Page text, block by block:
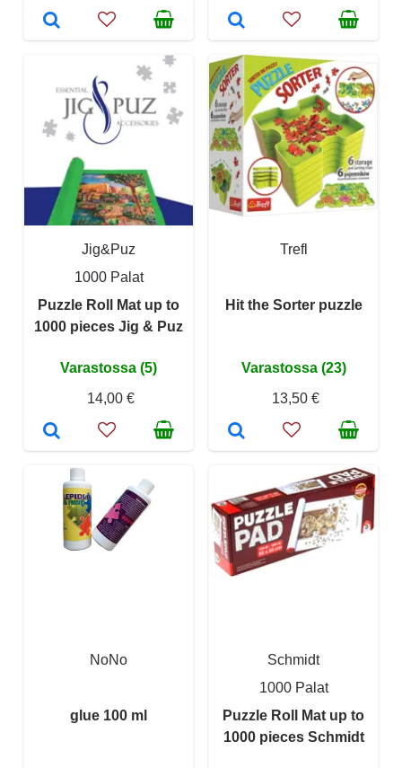
Jig&Puz
1000 Palat
Puzzle Roll Mat up to
1000 pieces Jig & Puz
Varastossa (5)
14,00 €
Trefl
Hit the Sorter puzzle
Varastossa (23)
13,50 €
NoNo
glue 100 ml
Schmidt
1000 Palat
Puzzle Roll Mat up to
1000 pieces Schmidt